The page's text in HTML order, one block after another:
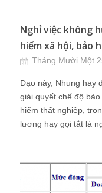
Nghỉ việc không
hiểm xã hội, bảo
Tháng Mười Một
Dạo này, Nhung hay
giải quyết chế độ
hiểm thất nghiệp,
lương hay gọi tắt là